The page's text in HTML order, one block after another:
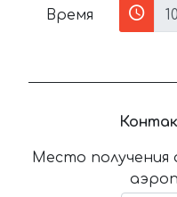
Время
Место получения